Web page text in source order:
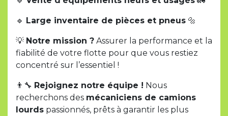
🔹 Large inventaire de pièces et pneus 🔩
💡 Notre mission ? Assurer la performance et la
fiabilité de votre flotte pour que vous restiez
concentré sur l’essentiel !
👨‍🔧 Rejoignez notre équipe ! Nous
recherchons des mécaniciens de camions
lourds passionnés, prêts à garantir les plus